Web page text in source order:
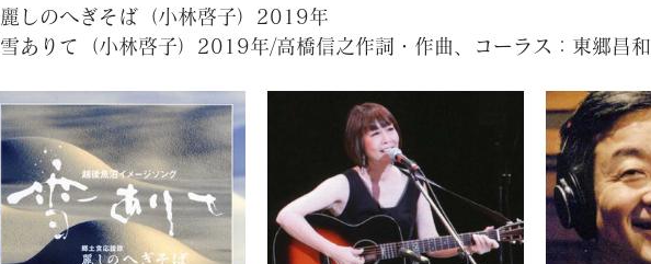
麗しのへぎそば（小林啓子）2019年
雪ありて（小林啓子）2019年/高橋信之作詞・作曲、コーラス：東郷昌和